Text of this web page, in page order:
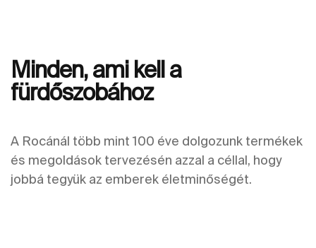
Minden, ami kell a
fürdőszobához
A Rocánál több mint 100 éve dolgozunk termékek
és megoldások tervezésén azzal a céllal, hogy
jobbá tegyük az emberek életminőségét.